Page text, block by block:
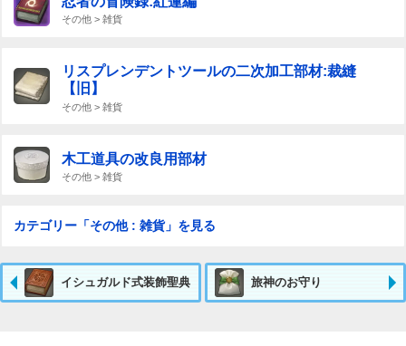
その他 > 雑貨
リスプレンデントツールの二次加工部材:裁縫
【旧】
その他 > 雑貨
木工道具の改良用部材
その他 > 雑貨
カテゴリー「その他 : 雑貨」を見る
イシュガルド式装飾聖典 旅神のお守り